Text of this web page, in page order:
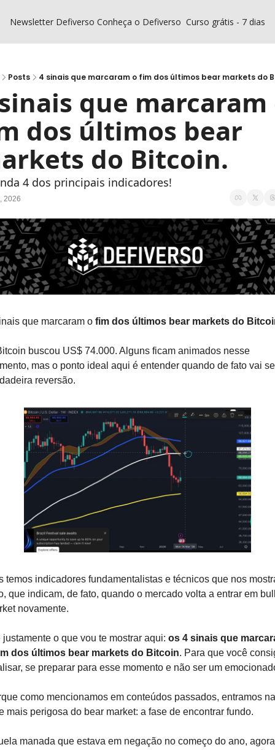
Newsletter Defiverso Conheça o Defiverso Curso grátis - 7 dias
Posts 4 sinais que marcaram o fim dos últimos bear markets do
que marcaram
dos últimos bear
do Bitcoin.
4 dos principais indicadores!
2026
que marcaram o fim dos últimos bear markets do
buscou US$ 74.000. Alguns ficam animados nesse
mas o ponto ideal aqui é entender quando de fato vai
reversão.
temos indicadores fundamentalistas e técnicos que nos
que indicam, de fato, quando o mercado volta a entrar em
novamente.
justamente o que vou te mostrar aqui: os 4 sinais que
dos últimos bear markets do Bitcoin. Para que você
se preparar para esse momento e não ser um
como mencionamos em conteúdos passados, entramos na
mais perigosa do bear market: a fase de encontrar fundo.
manada que estava em negação no começo do ano,